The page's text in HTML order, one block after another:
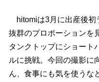
hitomiは3月に出産後初
抜群のプロポーションを
タンクトップにショート
ルに挑戦。今回の撮影に
ん、食事にも気を使うな